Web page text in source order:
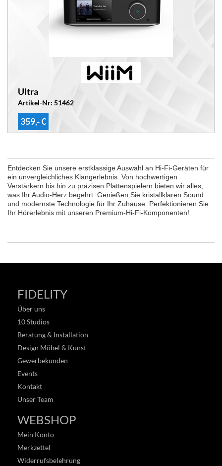
Ultra
Artikel-Nr: 51462
359,- €
Entdecken Sie unsere erstklassige Auswahl an Hi-Fi-Geräten für
ein unvergleichliches Klangerlebnis. Von hochwertigen
Verstärkern bis hin zu präzisen Plattenspielern bieten wir alles,
was Ihr Audio-Herz begehrt. Genießen Sie kristallklaren Sound
und modernste Technologie für Ihr Zuhause. Perfektionieren Sie
Ihr Hörerlebnis mit unseren Premium-Hi-Fi-Komponenten!
FIDELITY
Über uns
10 Studios
Beratung & Installation
Design Möbel & Kunst
Gewerbekunden
Events
Kontakt
Unser Team
WEBSHOP
Mein Konto
Merkzettel
Widerrufsbelehrung